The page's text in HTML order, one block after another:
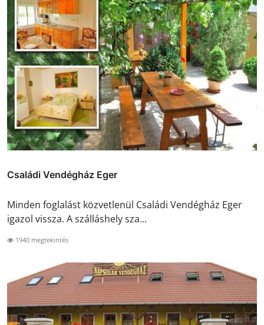
Családi Vendégház Eger
Minden foglalást közvetlenül Családi Vendégház Eger
igazol vissza. A szálláshely sza...
1940 megtekintés